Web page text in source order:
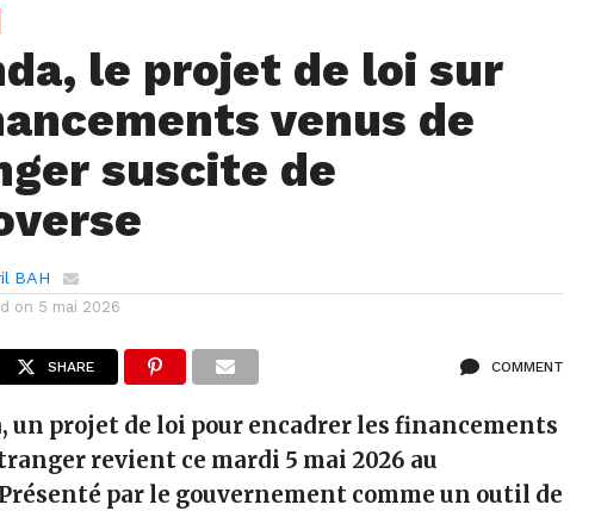
le projet de loi sur
venus de
suscite de
BAH
on 5 mai 2026
SHARE COMMENT
un projet de loi pour encadrer les financements
revient ce mardi 5 mai 2026 au
par le gouvernement comme un outil de